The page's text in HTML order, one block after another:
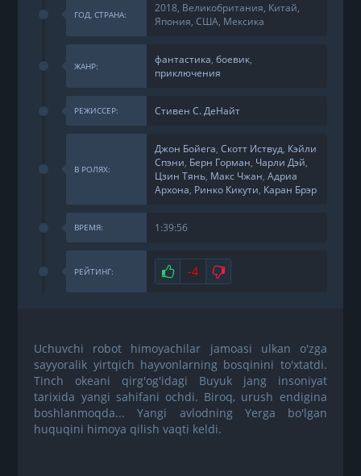
ГОД, СТРАНА:
2018, Великобритания, Китай,
Япония, США, Мексика
ЖАНР: фантастика,боевик,
приключения
РЕЖИССЕР: Стивен С. ДеНайт
В РОЛЯХ:
Джон Бойега,Скотт Иствуд, Кэйли
Спэни, Берн Горман, Чарли Дэй,
Цзин Тянь, Макс Чжан,Адриа
Архона, Ринко Кикути, Каран Брэр
ВРЕМЯ: 1:39:56
РЕЙТИНГ: Нравится
-4 Не нравится
Uchuvchi robot himoyachilar jamoasi ulkan o'zga
sayyoralik yirtqich hayvonlarning bosqinini to'xtatdi.
Tinch okeani qirg'og'idagi Buyuk jang insoniyat
tarixida yangi sahifani ochdi. Biroq, urush endigina
boshlanmoqda... Yangi avlodning Yerga bo'lgan
huquqini himoya qilish vaqti keldi.